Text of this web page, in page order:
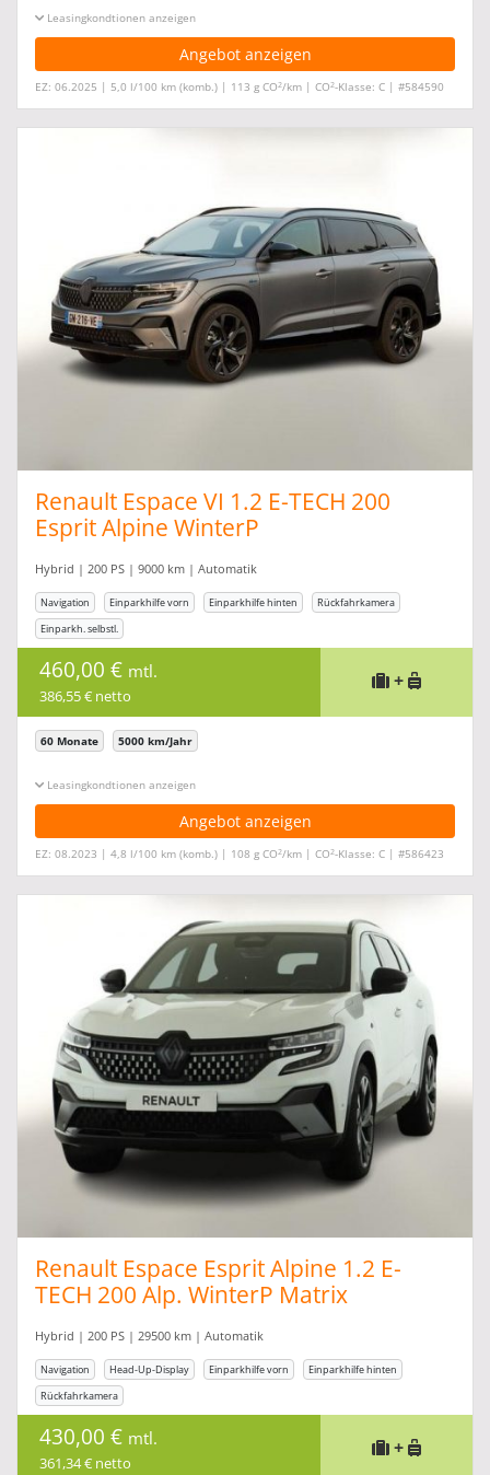
Leasingkonditionen ein-/ausblenden
Angebot anzeigen
EZ: 06.2025 | 5,0 l/100 km (komb.) | 113 g CO2/km | CO2-Klasse: C | #584590
Renault Espace VI 1.2 E-TECH 200
Esprit Alpine WinterP
Hybrid | 200 PS | 9000 km | Automatik
Navigation Einparkhilfe vorn Einparkhilfe hinten
Rückfahrkamera
Einparkh. selbstl.
460,00 € mtl.
386,55 € netto
+
60 Monate 5000 km/Jahr
Leasingkonditionen ein-/ausblenden
Angebot anzeigen
EZ: 08.2023 | 4,8 l/100 km (komb.) | 108 g CO2/km | CO2-Klasse: C | #586423
Renault Espace Esprit Alpine 1.2 E-
TECH 200 Alp. WinterP Matrix
Hybrid | 200 PS | 29500 km | Automatik
Navigation Head-Up-Display Einparkhilfe vorn
Einparkhilfe hinten
Rückfahrkamera
430,00 € mtl.
361,34 € netto
+